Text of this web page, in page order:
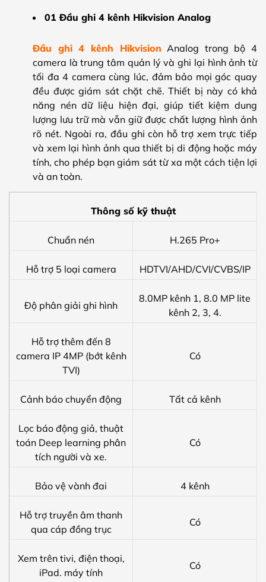
01 Đầu ghi 4 kênh Hikvision Analog
Đầu ghi 4 kênh Hikvision Analog trong bộ 4
camera là trung tâm quản lý và ghi lại hình ảnh từ
tối đa 4 camera cùng lúc, đảm bảo mọi góc quay
đều được giám sát chặt chẽ. Thiết bị này có khả
năng nén dữ liệu hiện đại, giúp tiết kiệm dung
lượng lưu trữ mà vẫn giữ được chất lượng hình ảnh
rõ nét. Ngoài ra, đầu ghi còn hỗ trợ xem trực tiếp
và xem lại hình ảnh qua thiết bị di động hoặc máy
tính, cho phép bạn giám sát từ xa một cách tiện lợi
và an toàn.
Thông số kỹ thuật
Chuẩn nén H.265 Pro+
Hỗ trợ 5 loại camera HDTVI/AHD/CVI/CVBS/IP
Độ phân giải ghi hình
8.0MP kênh 1, 8.0 MP lite
kênh 2, 3, 4.
Hỗ trợ thêm đến 8
camera IP 4MP (bớt kênh
TVI)
Có
Cảnh báo chuyển động Tất cả kênh
Lọc báo động giả, thuật
toán Deep learning phân
tích người và xe.
Có
Bảo vệ vành đai 4 kênh
Hỗ trợ truyền âm thanh
qua cáp đồng trục
Có
Xem trên tivi, điện thoại,
iPad. máy tính
Có